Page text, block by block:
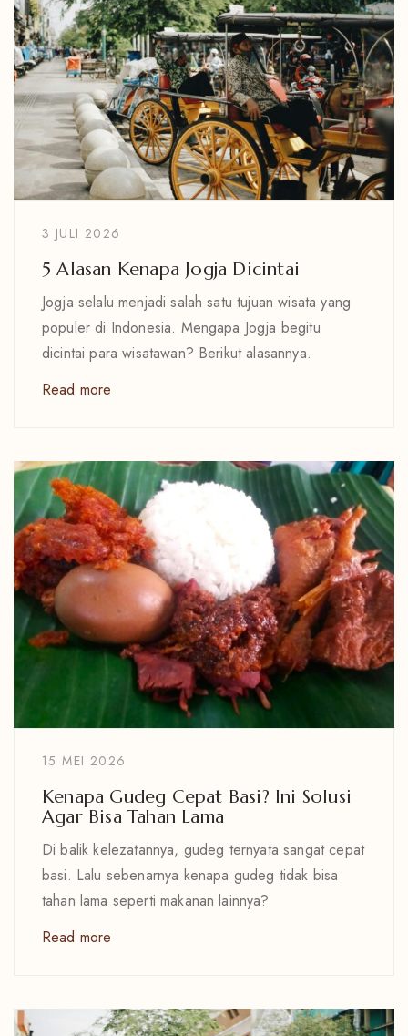
3 JULI 2026
5 Alasan Kenapa Jogja Dicintai
Jogja selalu menjadi salah satu tujuan wisata yang
populer di Indonesia. Mengapa Jogja begitu
dicintai para wisatawan? Berikut alasannya.
Read more
15 MEI 2026
Kenapa Gudeg Cepat Basi? Ini Solusi
Agar Bisa Tahan Lama
Di balik kelezatannya, gudeg ternyata sangat cepat
basi. Lalu sebenarnya kenapa gudeg tidak bisa
tahan lama seperti makanan lainnya?
Read more